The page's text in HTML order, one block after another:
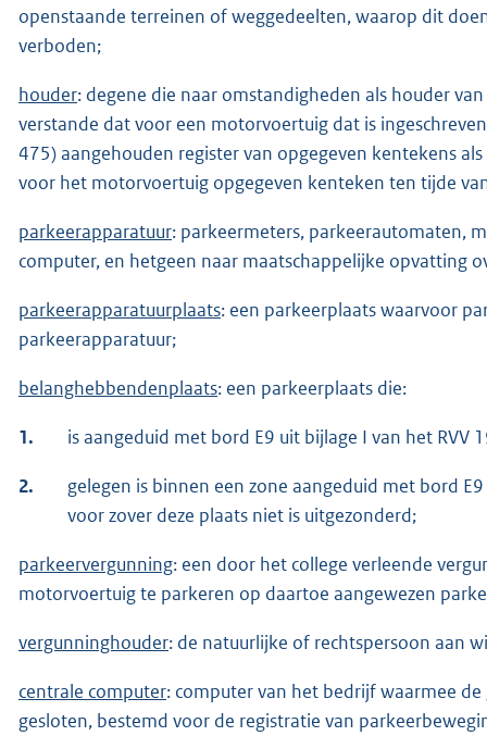
openstaande terreinen of weggedeelten, waarop dit
verboden;
houder: degene die naar omstandigheden als houder
verstande dat voor een motorvoertuig dat is
475) aangehouden register van opgegeven kentekens
voor het motorvoertuig opgegeven kenteken ten tijde
parkeerapparatuur: parkeermeters, parkeerautomaten,
computer, en hetgeen naar maatschappelijke opvatting
parkeerapparatuurplaats: een parkeerplaats waarvoor
parkeerapparatuur;
belanghebbendenplaats: een parkeerplaats die:
1. is aangeduid met bord E9 uit bijlage I van het RVV
2.
gelegen is binnen een zone aangeduid met bord
voor zover deze plaats niet is uitgezonderd;
parkeervergunning: een door het college verleende
motorvoertuig te parkeren op daartoe aangewezen
vergunninghouder: de natuurlijke of rechtspersoon aan
centrale computer: computer van het bedrijf waarmee
gesloten, bestemd voor de registratie van